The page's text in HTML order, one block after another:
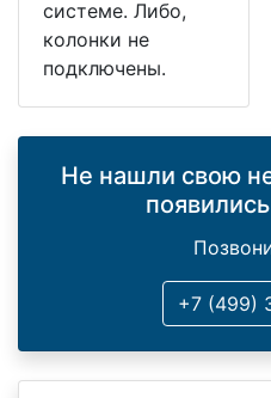
системе. Либо,
колонки не
подключены.
Не нашли свою
+7 (499)